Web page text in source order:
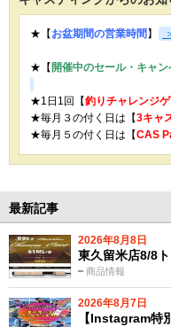
★【 お盆期間の営業時間 】
★【 開催中のセール・キャ
★1日1回【釣りチャレンジ
★毎月３の付く日は【3キャ
★毎月５の付く日は【CAS
最新記事
2026年8月8日
商品情報
東久留米店8/8
2026年8月7日
【Instagram特